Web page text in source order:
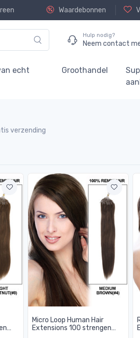
Waardebonnen
Hulp nodig?
Neem contact
echt
Groothandel
verzending
Micro Loop Human Hair
Extensions 100 strengen